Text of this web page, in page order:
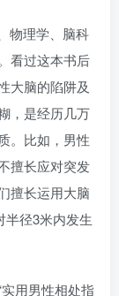
物理学、脑科
看过这本书后
大脑的陷阱及
，是经历几万
。比如，男性
擅长应对突发
擅长运用大脑
半径3米内发生
用男性相处指